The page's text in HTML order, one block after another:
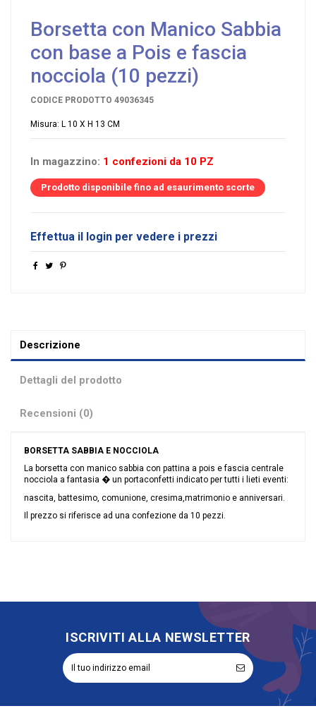
Borsetta con Manico Sabbia
con base a Pois e fascia
nocciola (10 pezzi)
CODICE PRODOTTO 49036345
Misura: L 10 X H 13 CM
In magazzino: 1 confezioni da 10 PZ
Prodotto disponibile fino ad esaurimento scorte
Effettua il login per vedere i prezzi
Descrizione
Dettagli del prodotto
Recensioni (0)
BORSETTA SABBIA E NOCCIOLA
La borsetta con manico sabbia con pattina a pois e fascia centrale
nocciola a fantasia � un portaconfetti indicato per tutti i lieti eventi:
nascita, battesimo, comunione, cresima,matrimonio e anniversari.
Il prezzo si riferisce ad una confezione da 10 pezzi.
ISCRIVITI ALLA NEWSLETTER